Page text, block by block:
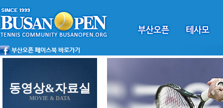
동영상&자료실
MOVIE & DATA